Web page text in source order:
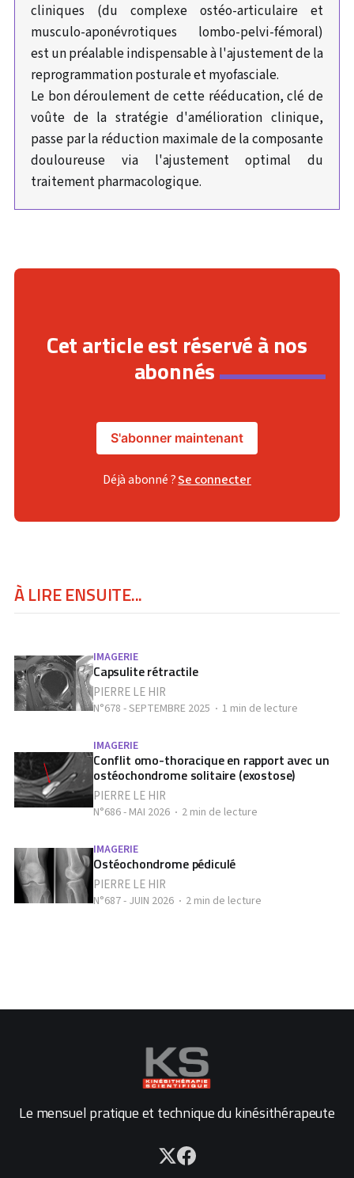
cliniques (du complexe ostéo-articulaire et
musculo-aponévrotiques lombo-pelvi-fémoral)
est un préalable indispensable à l'ajustement de la
reprogrammation posturale et myofasciale.
Le bon déroulement de cette rééducation, clé de
voûte de la stratégie d'amélioration clinique,
passe par la réduction maximale de la composante
douloureuse via l'ajustement optimal du
traitement pharmacologique.
Cet article est réservé à nos
abonnés
S'abonner maintenant
Déjà abonné ?Se connecter
À LIRE ENSUITE...
IMAGERIE
Capsulite rétractile
PIERRE LE HIR
N°678 - SEPTEMBRE 2025 1 min de lecture
IMAGERIE
Conflit omo-thoracique en rapport avec un
ostéochondrome solitaire (exostose)
PIERRE LE HIR
N°686 - MAI 2026 2 min de lecture
IMAGERIE
Ostéochondrome pédiculé
PIERRE LE HIR
N°687 - JUIN 2026 2 min de lecture
Le mensuel pratique et technique du kinésithérapeute